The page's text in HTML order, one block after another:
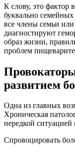
К слову, это фактор
буквально
все члены семьи
диагностируют
образ жизни,
проблем
развитием
Одна из главных
Хроническая
нередкой
Спровоцировать